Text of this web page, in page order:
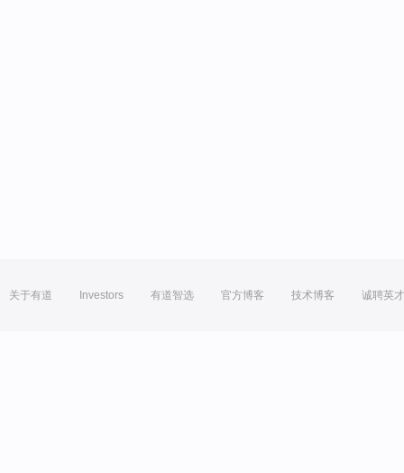
关于有道 Investors 有道智选 官方博客 技术博客 诚聘英才